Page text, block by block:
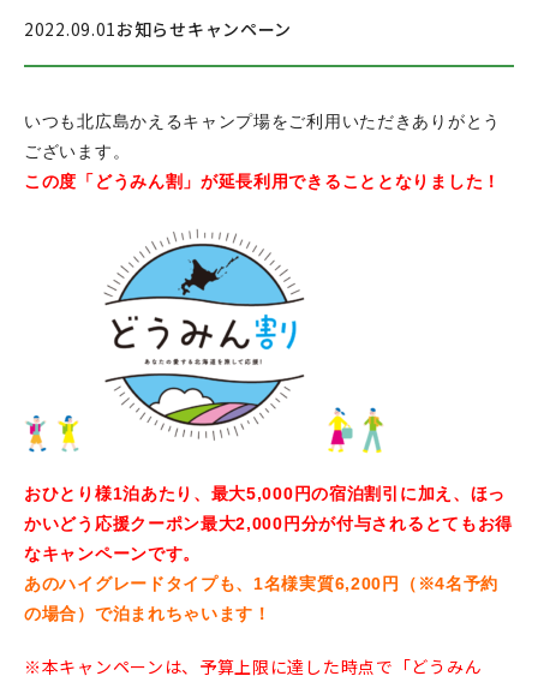
2022.09.01お知らせキャンペーン
いつも北広島かえるキャンプ場をご利用いただきありがとう
ございます。
この度「どうみん割」が延長利用できることとなりました！
おひとり様1泊あたり、最大5,000円の宿泊割引に加え、 ほっ
かいどう応援クーポン最大2,000円分が付与されるとてもお得
なキャンペーンです。
あのハイグレードタイプも、1名様実質6,200円（※4名予約
の場合）で泊まれちゃいます！
※本キャンペーンは、予算上限に達した時点で「どうみん